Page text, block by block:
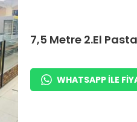
7,5 Metre 2.El
WHATSAPP ILE